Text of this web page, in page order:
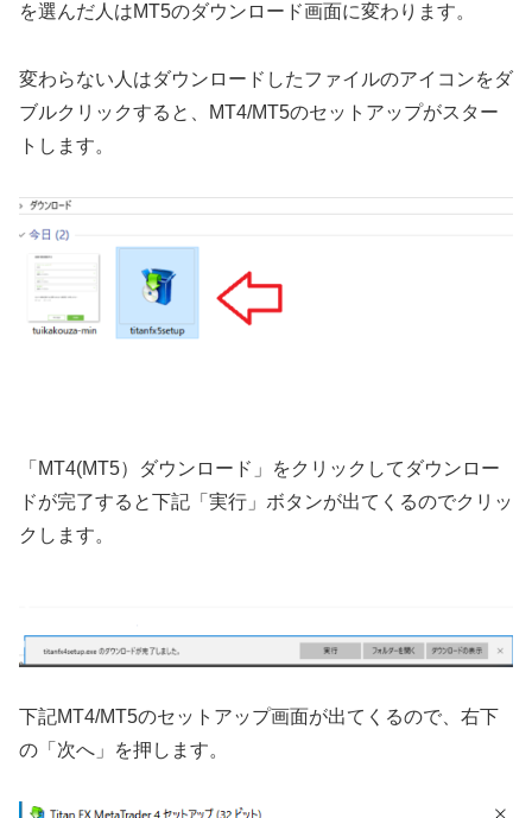
を選んだ人はMT5のダウンロード画面に変わります。
変わらない人はダウンロードしたファイルのアイコンをダ
ブルクリックすると、MT4/MT5のセットアップがスター
トします。
「MT4(MT5）ダウンロード」をクリックしてダウンロー
ドが完了すると下記「実行」ボタンが出てくるのでクリッ
クします。
下記MT4/MT5のセットアップ画面が出てくるので、右下
の「次へ」を押します。